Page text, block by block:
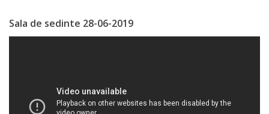
Specialist
Sala de sedinte 28-06-2019